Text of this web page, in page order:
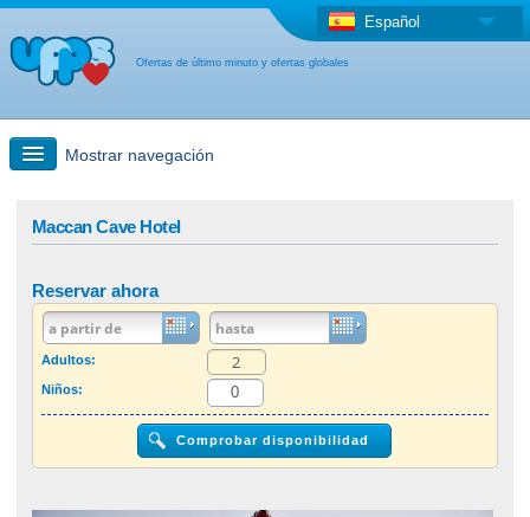
Ofertas de último minuto y ofertas globales
Español
Mostrar navegación
Oferta de última hora + Oferta global
otro país
Maccan Cave Hotel
Reservar ahora
Adultos:
Niños: